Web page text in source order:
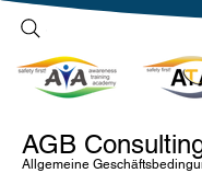
AGB
Allgemeine